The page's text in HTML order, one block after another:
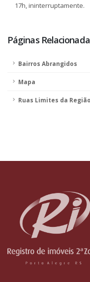
17h, ininterruptamente.
Páginas
Bairros Abrangidos
Mapa
Ruas Limites da